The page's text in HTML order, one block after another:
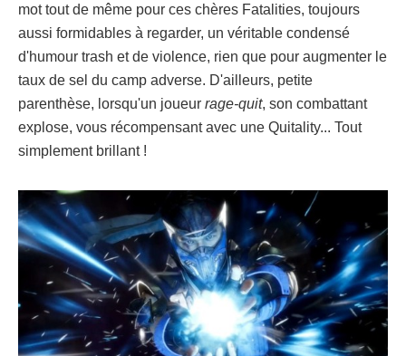
mot tout de même pour ces chères Fatalities, toujours
aussi formidables à regarder, un véritable condensé
d'humour trash et de violence, rien que pour augmenter le
taux de sel du camp adverse. D'ailleurs, petite
parenthèse, lorsqu'un joueur rage-quit, son combattant
explose, vous récompensant avec une Quitality... Tout
simplement brillant !